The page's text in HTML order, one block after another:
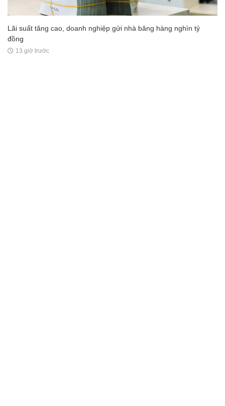
Lãi suất tăng cao, doanh nghiệp gửi nhà băng hàng nghìn tỷ
đồng
13 giờ trước